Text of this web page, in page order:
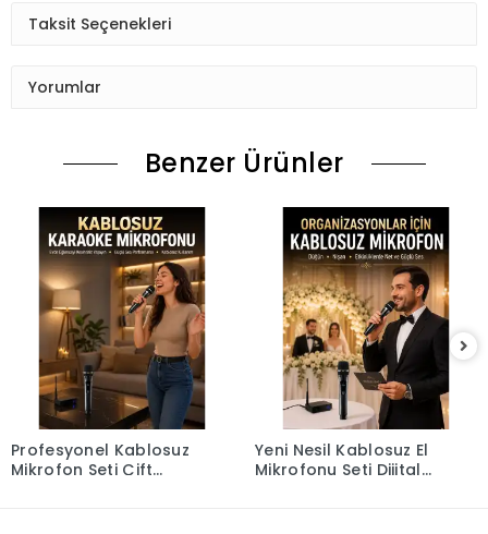
Taksit Seçenekleri
Yorumlar
Benzer Ürünler
Profesyonel Kablosuz
Mikrofon Seti Çift
Yeni Nesil Kablosuz El
Mikrofonu Seti Dijital